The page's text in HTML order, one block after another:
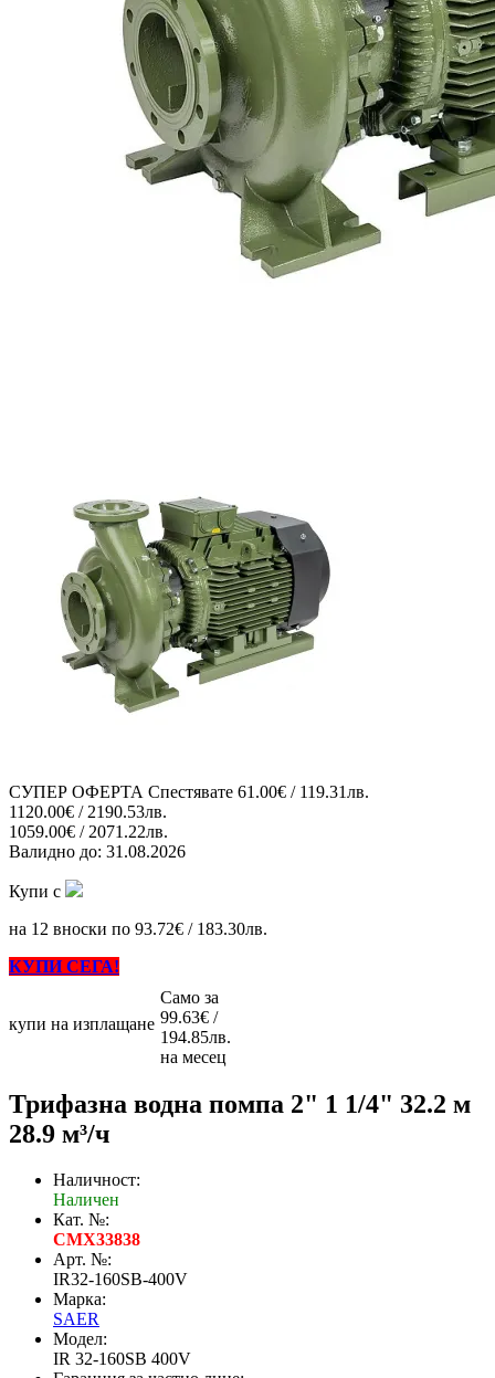
СУПЕР ОФЕРТА Спестявате 61.00€ / 119.31лв.
1120.00€ / 2190.53лв.
1059.00€ / 2071.22лв.
Валидно до: 31.08.2026
Купи с
на 12 вноски по 93.72€ / 183.30лв.
КУПИ СЕГА!
купи на изплащане
Само за
99.63€ /
194.85лв.
на месец
Трифазна водна помпа 2" 1 1/4" 32.2 м
28.9 м³/ч
Наличност:
Наличен
Кат. №:
CMX33838
Арт. №:
IR32-160SB-400V
Марка:
SAER
Модел:
IR 32-160SB 400V